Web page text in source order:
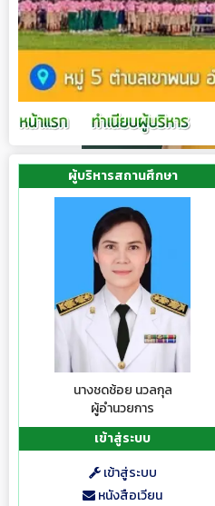
ผู้บริหารสถานศึกษา
นางชดช้อย นวลกุล
ผู้อำนวยการ
เข้าสู่ระบบ
เข้าสู่ระบบ
หนังสือเวียน